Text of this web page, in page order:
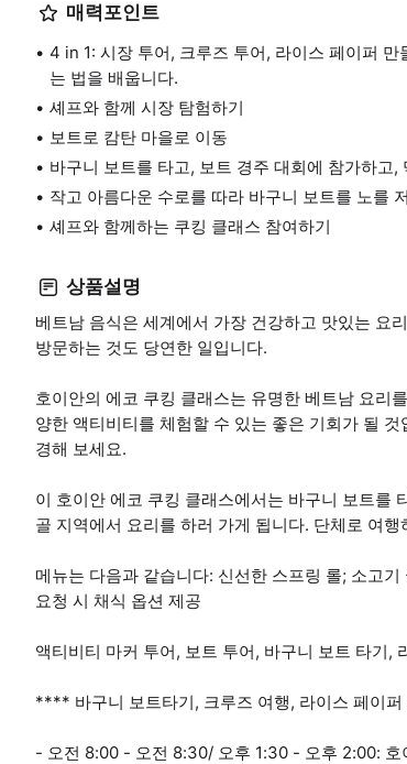
매력포인트
4 in 1: 시장 투어, 크루즈 투어, 라이스 페이퍼
는 법을 배웁니다.
셰프와 함께 시장 탐험하기
보트로 캄탄 마을로 이동
바구니 보트를 타고, 보트 경주 대회에 참가하고
작고 아름다운 수로를 따라 바구니 보트를 노를
셰프와 함께하는 쿠킹 클래스 참여하기
상품설명
베트남 음식은 세계에서 가장 건강하고 맛있는 요
방문하는 것도 당연한 일입니다.
호이안의 에코 쿠킹 클래스는 유명한 베트남 요리
양한 액티비티를 체험할 수 있는 좋은 기회가 될
경해 보세요.
이 호이안 에코 쿠킹 클래스에서는 바구니 보트를
골 지역에서 요리를 하러 가게 됩니다. 단체로 여
메뉴는 다음과 같습니다: 신선한 스프링 롤; 소고
요청 시 채식 옵션 제공
액티비티 마커 투어, 보트 투어, 바구니 보트 타기,
**** 바구니 보트타기, 크루즈 여행, 라이스 페이
- 오전 8:00 - 오전 8:30/ 오후 1:30 - 오후 2:00: 호